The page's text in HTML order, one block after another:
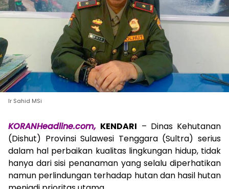
Ir Sahid MSi
KORANHeadline.com, KENDARI – Dinas Kehutanan
(Dishut) Provinsi Sulawesi Tenggara (Sultra) serius
dalam hal perbaikan kualitas lingkungan hidup, tidak
hanya dari sisi penanaman yang selalu diperhatikan
namun perlindungan terhadap hutan dan hasil hutan